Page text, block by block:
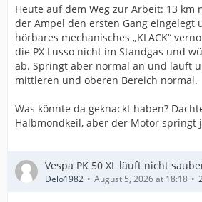
Heute auf dem Weg zur Arbeit: 13 km
der Ampel den ersten Gang eingelegt
hörbares mechanisches „KLACK“
die PX Lusso nicht im Standgas und
ab. Springt aber normal an und läuft
mittleren und oberen Bereich normal.
Was könnte da geknackt haben?
Halbmondkeil, aber der Motor springt
Vespa PK 50 XL läuft nicht
Delo1982 August 5, 2026 at 18:18